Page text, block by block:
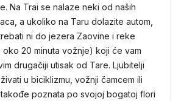
Na Trai se nalaze neki od naših
a ukoliko na Taru dolazite autom,
ni do jezera Zaovine i reke
20 minuta vožnje) koji će vam
drugačiji utisak od Tare. Ljubitelji
u biciklizmu, vožnji čamcem ili
poznata po svojoj bogatoj flori